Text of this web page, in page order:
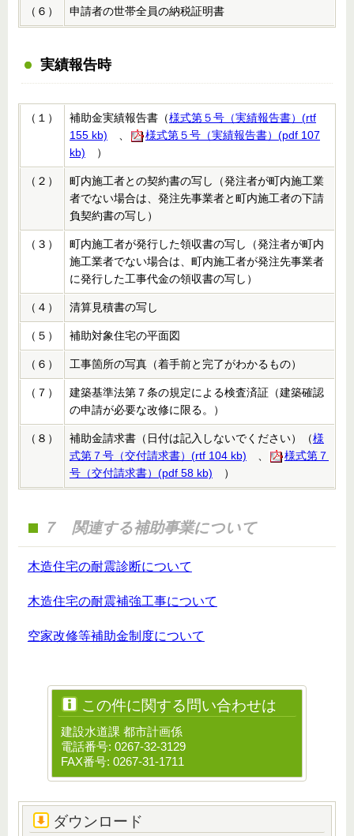
（６） 申請者の世帯全員の納税証明書
実績報告時
（１） 補助金実績報告書（様式第５号（実績報告書）(rtf
155 kb) 、
様式第５号（実績報告書）(pdf 107
kb) ）
（２）
町内施工者との契約書の写し（発注者が町内施工業
者でない場合は、発注先事業者と町内施工者の下請
負契約書の写し）
（３）
町内施工者が発行した領収書の写し（発注者が町内
施工業者でない場合は、町内施工者が発注先事業者
に発行した工事代金の領収書の写し）
（４） 清算見積書の写し
（５） 補助対象住宅の平面図
（６） 工事箇所の写真（着手前と完了がわかるもの）
（７）
建築基準法第７条の規定による検査済証（建築確認
の申請が必要な改修に限る。）
（８） 補助金請求書（日付は記入しないでください）（様
式第７号（交付請求書）(rtf 104 kb) 、
様式第７
号（交付請求書）(pdf 58 kb) ）
７ 関連する補助事業について
木造住宅の耐震診断について
木造住宅の耐震補強工事について
空家改修等補助金制度について
この件に関する問い合わせは
建設水道課 都市計画係
電話番号: 0267-32-3129
FAX番号: 0267-31-1711
ダウンロード